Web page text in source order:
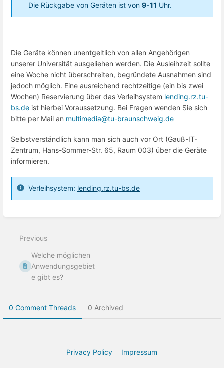
Die Rückgabe von Geräten ist von 9-11 Uhr.
Die Geräte können unentgeltlich von allen Angehörigen
unserer Universität ausgeliehen werden. Die Ausleihzeit sollte
eine Woche nicht überschreiten, begründete Ausnahmen sind
jedoch möglich. Eine ausreichend rechtzeitige (ein bis zwei
Wochen) Reservierung über das Verleihsystem lending.rz.tu-
bs.de ist hierbei Voraussetzung. Bei Fragen wenden Sie sich
bitte per Mail an multimedia@tu-braunschweig.de
Selbstverständlich kann man sich auch vor Ort (Gauß-IT-
Zentrum, Hans-Sommer-Str. 65, Raum 003) über die Geräte
informieren.
Verleihsystem: lending.rz.tu-bs.de
mode
Previous
Welche möglichen
Anwendungsgebiet
e gibt es?
0 Comment Threads 0 Archived
Privacy Policy Impressum